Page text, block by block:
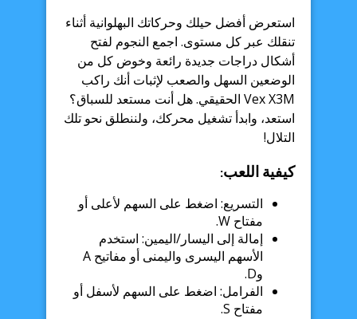
استعرض أفضل حيلك وحركاتك البهلوانية أثناء
تنقلك عبر كل مستوى. اجمع النجوم لفتح
أشكال دراجات جديدة رائعة وخوض كل من
الوضعين السهل والصعب لإثبات أنك راكب
Vex X3M الحقيقي. هل أنت مستعد للسباق؟
استعد، وابدأ تشغيل محركك، ولننطلق نحو تلك
التلال!
كيفية اللعب:
التسريع: اضغط على السهم لأعلى أو
مفتاح W.
إمالة إلى اليسار/اليمين: استخدم
الأسهم اليسرى واليمنى أو مفاتيح A
وD.
الفرامل: اضغط على السهم لأسفل أو
مفتاح S.